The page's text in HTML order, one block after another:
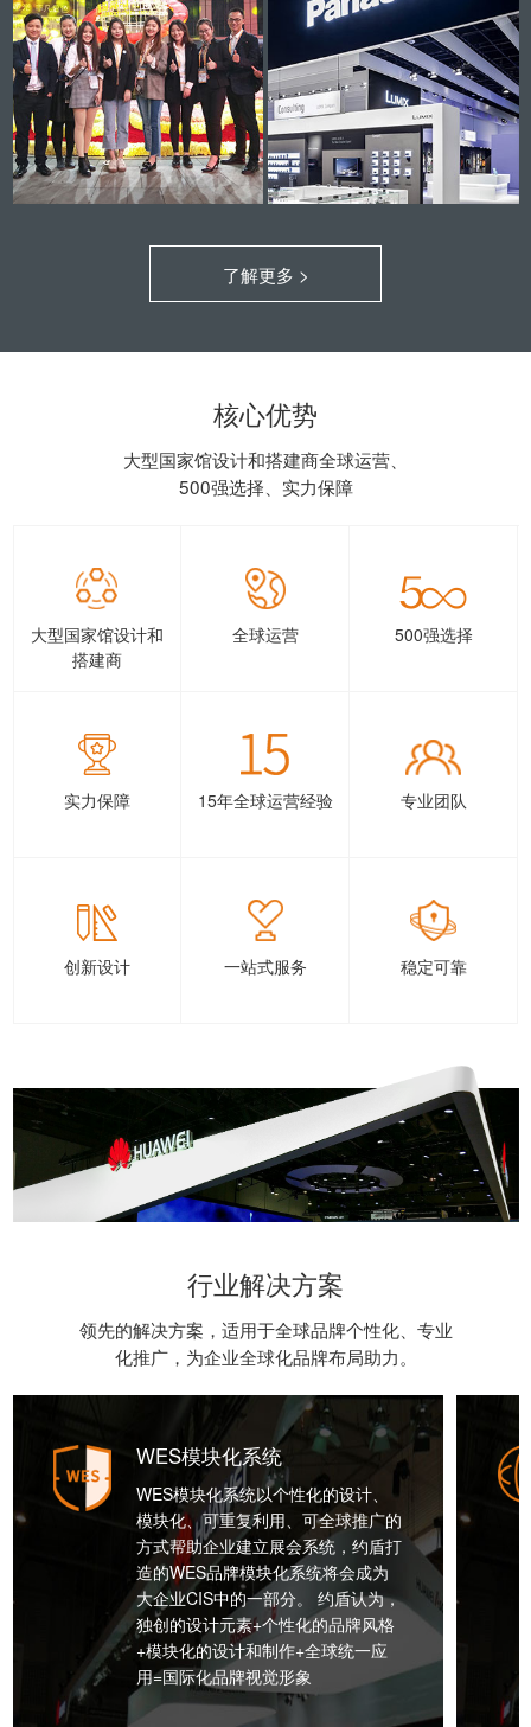
了解更多 >
核心优势
大型国家馆设计和搭建商全球运营、
500强选择、实力保障
大型国家馆设计和
搭建商
全球运营 500强选择
实力保障 15年全球运营经验 专业团队
创新设计 一站式服务 稳定可靠
行业解决方案
领先的解决方案，适用于全球品牌个性化、专业
化推广，为企业全球化品牌布局助力。
WES模块化系统
WES模块化系统以个性化的设计、
模块化、可重复利用、可全球推广的
方式帮助企业建立展会系统，约盾打
造的WES品牌模块化系统将会成为
大企业CIS中的一部分。 约盾认为，
独创的设计元素+个性化的品牌风格
+模块化的设计和制作+全球统一应
用=国际化品牌视觉形象